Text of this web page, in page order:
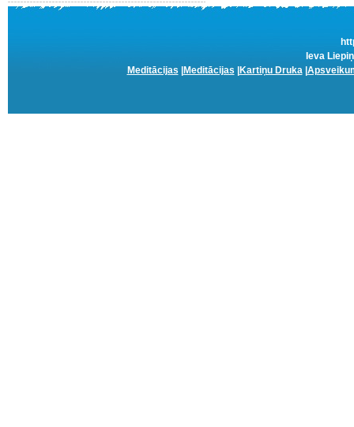
Ieva
Meditācijas
Meditācijas Kartiņu Druka|